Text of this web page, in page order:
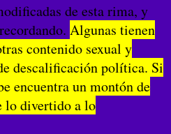
de esta rima, y
Algunas tienen
contenido sexual y
descalificación política. Si
encuentra un montón de
lo divertido a lo